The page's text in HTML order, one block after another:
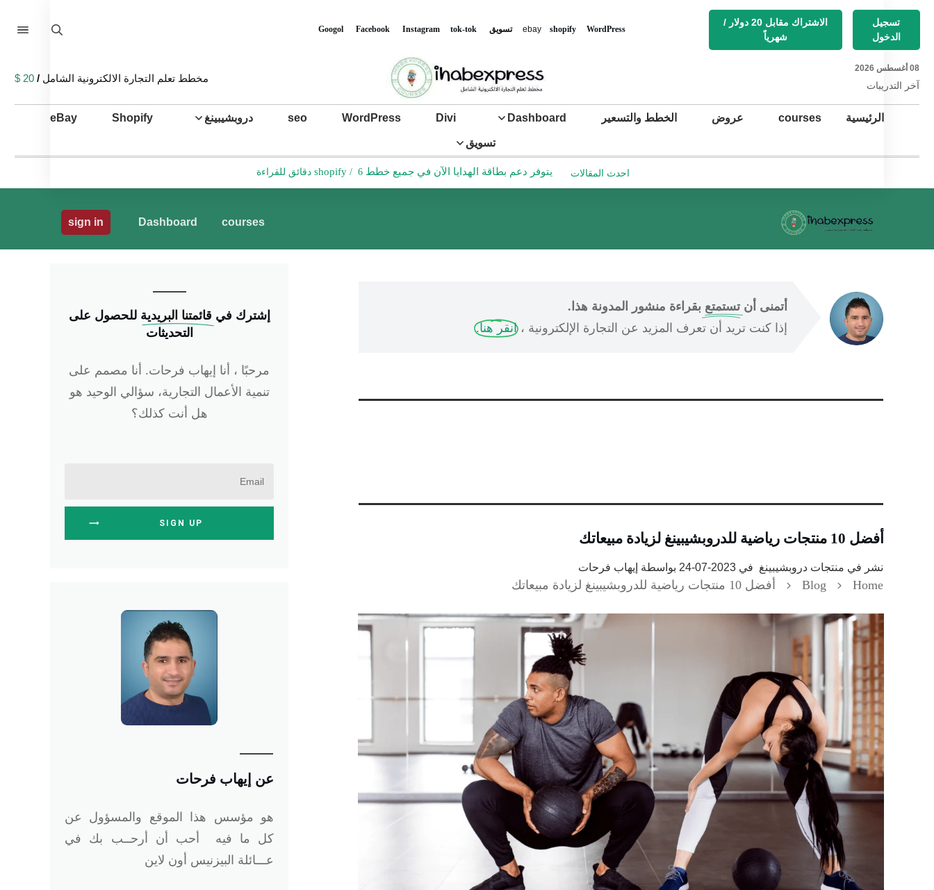
تسجيل
الدخول
الاشتراك مقابل 20 دولار /
شهرياً
ebay shopify WordPress تسويق Googol Facebook Instagram tok-tok
08 أغسطس 2026
آخر التدريبات
مخطط تعلم التجارة الالكترونية الشامل /
20 $
الرئيسية courses عروض الخطط والتسعير Dashboard
Divi
WordPress
seo دروبشيبينغ Shopify
eBay
تسويق
احدث المقالات يتوفر دعم بطاقة الهدايا الآن في جميع خطط shopify / 6 دقائق للقراءة
courses
Dashboard
sign in
أتمنى أن تستمتع بقراءة منشور المدونة هذا.
إذا كنت تريد أن تعرف المزيد عن التجارة الإلكترونية ،انقر هنا.
أفضل 10 منتجات رياضية للدروبشيبينغ لزيادة مبيعاتك
نشر في منتجات دروبشيبينغ في 2023-07-24 بواسطة إيهاب فرحات
Home
Blog أفضل 10 منتجات رياضية للدروبشيبينغ لزيادة مبيعاتك
إشترك في قائمتنا البريدية للحصول على
التحديثات
مرحبًا ، أنا إيهاب فرحات. أنا مصمم على
تنمية الأعمال التجارية، سؤالي الوحيد هو
هل أنت كذلك؟
SIGN UP
عن إيهاب فرحات
هو مؤسس هذا الموقع والمسؤول عن
كل ما فيه أحب أن أرحــب بك في
عـــائلة البيزنيس أون لاين